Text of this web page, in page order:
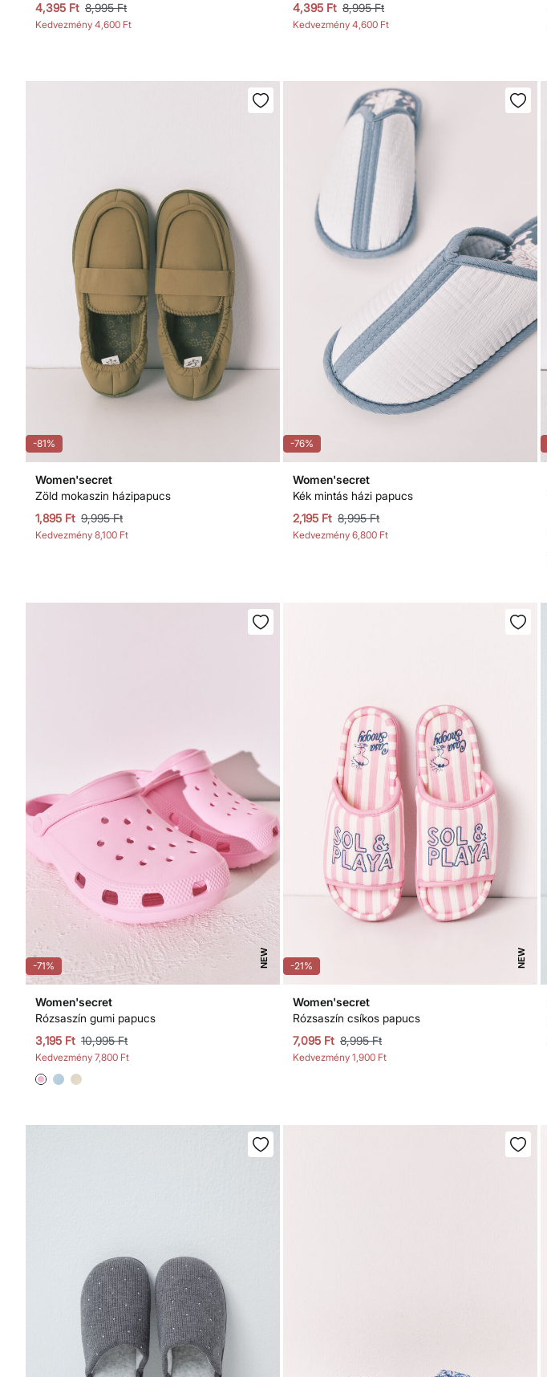
4,395 Ft 8,995 Ft
Kedvezmény 4,600 Ft
4,395 Ft 8,995 Ft
Kedvezmény 4,600 Ft
-81%
Women'secret
Zöld mokaszin házipapucs
1,895 Ft 9,995 Ft
Kedvezmény 8,100 Ft
-76%
Women'secret
Kék mintás házi papucs
2,195 Ft 8,995 Ft
Kedvezmény 6,800 Ft
-71% NEW
Women'secret
Rózsaszín gumi papucs
3,195 Ft 10,995 Ft
Kedvezmény 7,800 Ft
-21% NEW
Women'secret
Rózsaszín csíkos papucs
7,095 Ft 8,995 Ft
Kedvezmény 1,900 Ft